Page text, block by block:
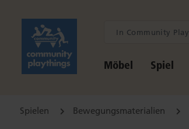
Möbel Spiel
Spielen Bewegungsmaterialien